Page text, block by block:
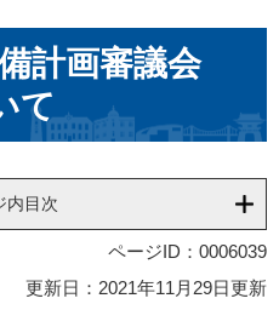
計画審議会
て
内目次
ページID：0006039
更新日：2021年11月29日更新